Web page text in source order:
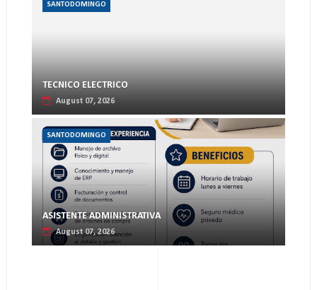
SANTODOMINGO
TECNICO ELECTRICO
August 07, 2026
SANTODOMINGO
ASISTENTE ADMINISTRATIVA
August 07, 2026